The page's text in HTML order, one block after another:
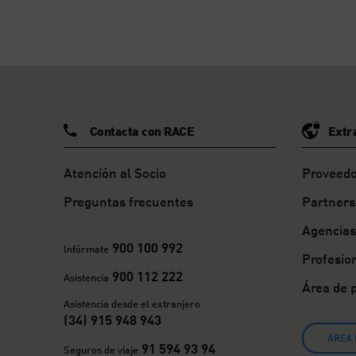
Contacta con RACE
Atención al Socio
Preguntas frecuentes
Infórmate 900 100 992
Asistencia 900 112 222
Asistencia desde el extranjero
(34) 915 948 943
Seguros de viaje 91 594 93 94
Partners
Agencias
Área de
ÁREA